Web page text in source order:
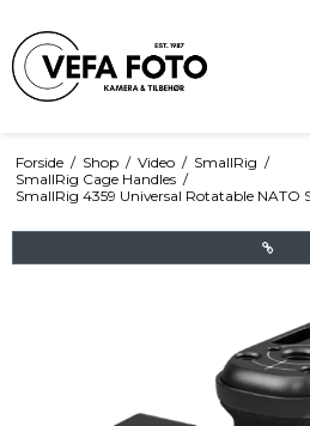
Forside / Shop / Video / SmallRig /
SmallRig Cage Handles /
SmallRig 4359 Universal Rotatable NATO